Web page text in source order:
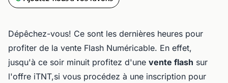
Dépêchez-vous! Ce sont les dernières heures pour
profiter de la vente Flash Numéricable. En effet,
jusqu'à ce soir minuit profitez d'une vente flash sur
l'offre iTNT,si vous procédez à une inscription pour